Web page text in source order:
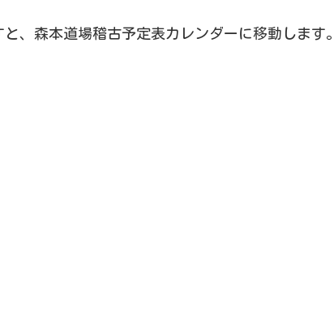
、森本道場稽古予定表カレンダーに移動します。